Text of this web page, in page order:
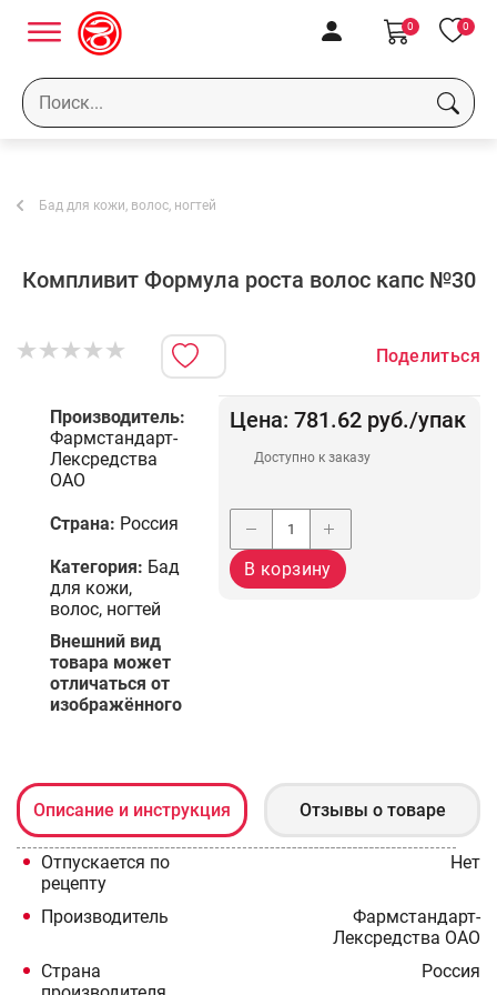
0
0
Бад для кожи, волос, ногтей
Компливит Формула роста волос капс №30
Поделиться
Производитель:
Фармстандарт-
Лексредства
ОАО
Страна: Россия
Категория: Бад
для кожи,
волос, ногтей
Bнешний вид
товара может
отличаться от
изображённого
Цена: 781.62 руб./упак
Доступно к заказу
В корзину
Описание и инcтрукция Отзывы о товаре
Отпускается по
рецепту
Нет
Производитель
Фармстандарт-
Лексредства ОАО
Страна
Россия